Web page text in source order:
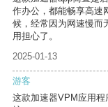
作办公，都能畅享高速
候，经常因为网速慢而
用担心了。
2025-01-13
游客
这款加速器VPM应用